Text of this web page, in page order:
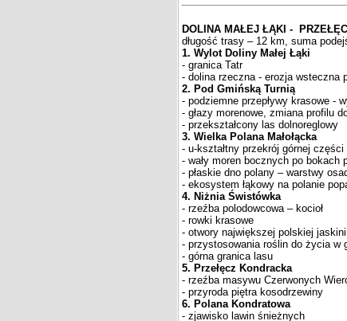
DOLINA MAŁEJ ŁĄKI -
długość trasy – 12 km, suma
1. Wylot Doliny Małej Łąki
- granica Tatr
- dolina rzeczna - erozja wsteczna
2. Pod Gmińską Turnią
- podziemne przepływy krasowe -
- głazy morenowe, zmiana profilu
- przekształcony las dolnoreglowy
3. Wielka Polana Małołącka
- u-kształtny przekrój górnej części
- wały moren bocznych po bokach
- płaskie dno polany – warstwy
- ekosystem łąkowy na polanie
4. Niżnia Świstówka
- rzeźba polodowcowa – kocioł
- rowki krasowe
- otwory największej polskiej
- przystosowania roślin do życia w
- górna granica lasu
5. Przełęcz Kondracka
- rzeźba masywu Czerwonych
- przyroda piętra kosodrzewiny
6. Polana Kondratowa
- zjawisko lawin śnieżnych